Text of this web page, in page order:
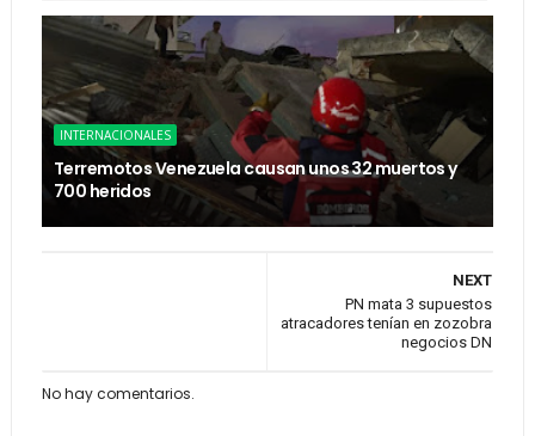
INTERNACIONALES
Terremotos Venezuela causan unos 32 muertos y
700 heridos
NEXT
PN mata 3 supuestos
atracadores tenían en zozobra
negocios DN
No hay comentarios.